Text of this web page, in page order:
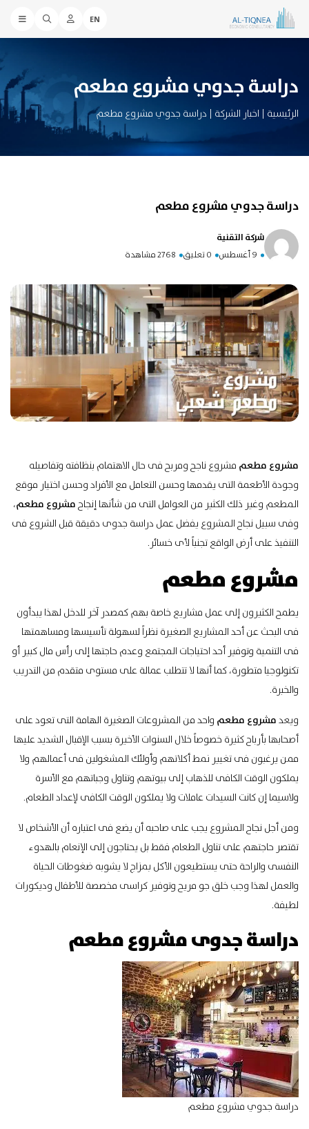
EN
دراسة جدوي مشروع مطعم
الرئيسية | اخبار الشركة | دراسة جدوي مشروع مطعم
دراسة جدوي مشروع مطعم
شركة التقنية
9 أغسطس 0 تعليق 2768 مشاهدة
مشروع مطعم مشروع ناجح ومربح فى حال الاهتمام بنظافته وتفاصيله
وجودة الأطعمة التى يقدمها وحسن التعامل مع الأفراد وحسن اختيار موقع
المطعم وغير ذلك الكثير من العوامل التى من شأنها إنجاحمشروع مطعم،
وفى سبيل نجاح المشروع يفضل عمل دراسة جدوى دقيقة قبل الشروع فى
التنفيذ على أرض الواقع تجنباً لأى خسائر.
مشروع مطعم
يطمح الكثيرون إلى عمل مشاريع خاصة بهم كمصدر آخر للدخل لهذا يبدأون
فى البحث عن أحد المشاريع الصغيرة نظراً لسهولة تأسيسها ومساهمتها
فى التنمية وتوفير أحد احتياجات المجتمع وعدم حاجتها إلى رأس مال كبير أو
تكنولوجيا متطورة، كما أنها لا تتطلب عمالة على مستوى متقدم من التدريب
والخبرة.
ويعدمشروع مطعم واحد من المشروعات الصغيرة الهامة التى تعود على
أصحابها بأرباح كثيرة خصوصاً خلال السنوات الأخيرة بسبب الإقبال الشديد عليها
ممن يرغبون فى تغيير نمط أكلاتهم وأولئك المشغولين فى أعمالهم ولا
يملكون الوقت الكافى للذهاب إلى بيوتهم وتناول وجباتهم مع الأسرة
ولاسيما إن كانت السيدات عاملات ولا يملكون الوقت الكافى لإعداد الطعام.
ومن أجل نجاح المشروع يجب على صاحبه أن يضع فى اعتباره أن الأشخاص لا
تقتصر حاجتهم على تناول الطعام فقط بل يحتاجون إلى الإنعام بالهدوء
النفسى والراحة حتى يستطيعون الأكل بمزاج لا يشوبه ضغوطات الحياة
والعمل لهذا وجب خلق جو مريح وتوفير كراسى مخصصة للأطفال وديكورات
لطيفة.
دراسة جدوى مشروع مطعم
دراسة جدوي مشروع مطعم